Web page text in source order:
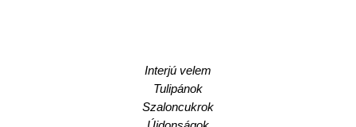
Interjú velem
Tulipánok
Szaloncukrok